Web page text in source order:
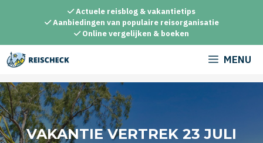
inhoud
Actuele reisblog & vakantietips
Aanbiedingen van populaire reisorganisatie
Online vergelijken & boeken
MENU
VAKANTIE VERTREK 23 JULI